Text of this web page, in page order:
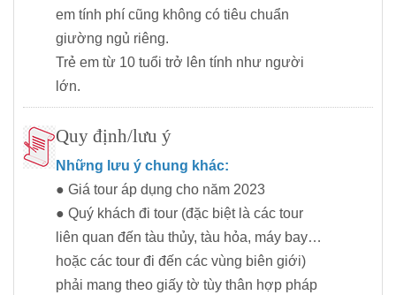
em tính phí cũng không có tiêu chuẩn
giường ngủ riêng.
Trẻ em từ 10 tuổi trở lên tính như người
lớn.
Quy định/lưu ý
Những lưu ý chung khác:
● Giá tour áp dụng cho năm 2023
● Quý khách đi tour (đặc biệt là các tour
liên quan đến tàu thủy, tàu hỏa, máy bay…
hoặc các tour đi đến các vùng biên giới)
phải mang theo giấy tờ tùy thân hợp pháp